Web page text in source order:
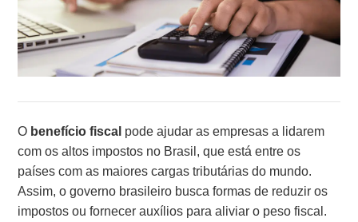
O benefício fiscal pode ajudar as empresas a lidarem
com os altos impostos no Brasil, que está entre os
países com as maiores cargas tributárias do mundo.
Assim, o governo brasileiro busca formas de reduzir os
impostos ou fornecer auxílios para aliviar o peso fiscal.